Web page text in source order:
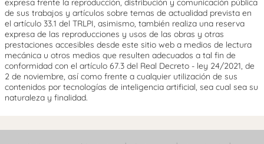
expresa frente la reproducción, distribución y comunicación pública
de sus trabajos y artículos sobre temas de actualidad prevista en
el artículo 33.1 del TRLPI, asimismo, también realiza una reserva
expresa de las reproducciones y usos de las obras y otras
prestaciones accesibles desde este sitio web a medios de lectura
mecánica u otros medios que resulten adecuados a tal fin de
conformidad con el artículo 67.3 del Real Decreto - ley 24/2021, de
2 de noviembre, así como frente a cualquier utilización de sus
contenidos por tecnologías de inteligencia artificial, sea cual sea su
naturaleza y finalidad.